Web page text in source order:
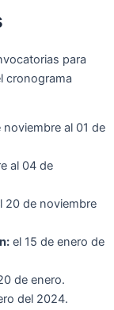
para
cronograma
noviembre al 01 de
al 04 de
20 de noviembre
el 15 de enero de
de enero.
del 2024.